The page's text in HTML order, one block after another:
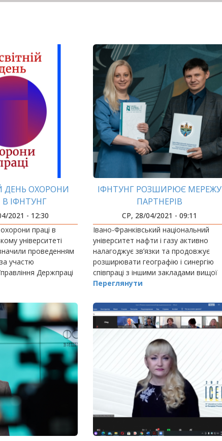
ДЕНЬ ОХОРОНИ
В ІФНТУНГ
2021 - 12:30
праці в
університеті
проведенням
участю
Держпраці
області й
ІФНТУНГ РОЗШИРЮЄ МЕРЕЖУ
ПАРТНЕРІВ
СР, 28/04/2021 - 09:11
Івано-Франківський національний
університет нафти і газу активно
налагоджує зв’язки та продовжує
розширювати географію і синергію
співпраці з іншими закладами вищої
освіти.
Переглянути